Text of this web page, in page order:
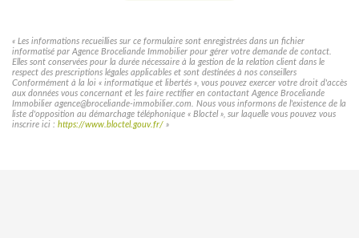
« Les informations recueillies sur ce formulaire sont enregistrées dans un fichier
informatisé par Agence Broceliande Immobilier pour gérer votre demande de contact.
Elles sont conservées pour la durée nécessaire à la gestion de la relation client dans le
respect des prescriptions légales applicables et sont destinées à nos conseillers
Conformément à la loi « informatique et libertés », vous pouvez exercer votre droit d'accès
aux données vous concernant et les faire rectifier en contactant Agence Broceliande
Immobilier agence@broceliande-immobilier.com. Nous vous informons de l'existence de la
liste d'opposition au démarchage téléphonique « Bloctel », sur laquelle vous pouvez vous
inscrire ici : https://www.bloctel.gouv.fr/ »